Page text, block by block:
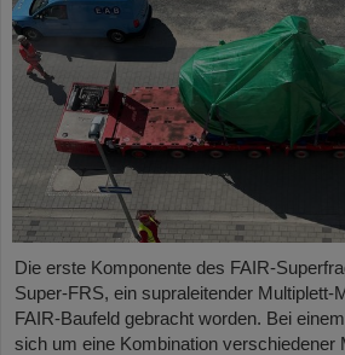
Die erste Komponente des FAIR-
Super-FRS, ein supraleitender Multiplett-
FAIR-Baufeld gebracht worden. Bei
sich um eine Kombination verschiedener